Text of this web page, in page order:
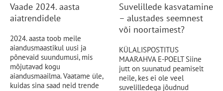
Vaade 2024. aasta
aiatrendidele
2024. aasta toob meile
aiandusmaastikul uusi ja
põnevaid suundumusi, mis
mõjutavad kogu
aiandusmaailma. Vaatame üle,
kuidas sina saad neid trende
Suvelillede kasvatamine
– alustades seemnest
või noortaimest?
KÜLALISPOSTITUS
MAARAHVA E-POELT Siine
jutt on suunatud peamiselt
neile, kes ei ole veel
suvelilledega jõudnud